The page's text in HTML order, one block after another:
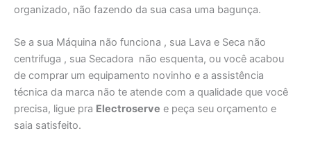
organizado, não fazendo da sua casa uma bagunça.
Se a sua Máquina não funciona , sua Lava e Seca não
centrifuga , sua Secadora não esquenta, ou você acabou
de comprar um equipamento novinho e a assistência
técnica da marca não te atende com a qualidade que você
precisa, ligue pra Electroserve e peça seu orçamento e
saia satisfeito.